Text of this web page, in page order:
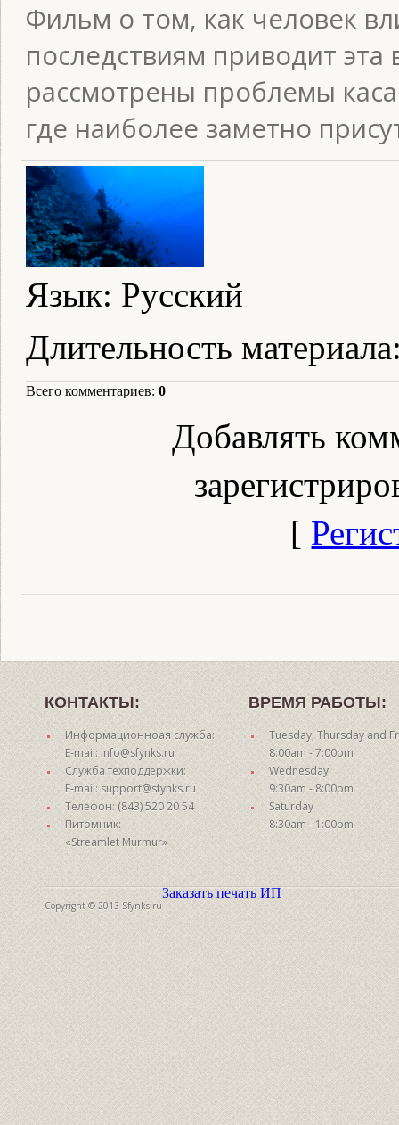
Фильм о том, как человек
последствиям приводит эта
рассмотрены проблемы
где наиболее заметно
Язык: Русский
Длительность материала
Всего комментариев: 0
Добавлять
[
КОНТАКТЫ:
Информационноая служба:
E-mail: info@sfynks.ru
Служба техподдержки:
E-mail: support@sfynks.ru
Телефон: (843) 520 20 54
Питомник:
«Streamlet Murmur»
ВРЕМЯ РАБОТЫ:
Tuesday, Thursday and
8:00am - 7:00pm
Wednesday
9:30am - 8:00pm
Saturday
8:30am - 1:00pm
Copyright © 2013 Sfynks.ru
Заказать печать ИП